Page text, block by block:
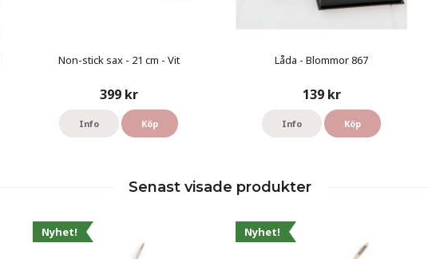
Non-stick sax - 21 cm - Vit
399 kr
Info Köp
Låda - Blommor 867
139 kr
Info Köp
Senast visade produkter
Nyhet! Nyhet!